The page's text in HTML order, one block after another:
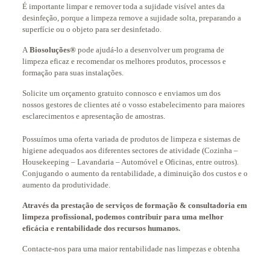
É importante limpar e remover toda a sujidade visível antes da
desinfeção, porque a limpeza remove a sujidade solta, preparando a
superfície ou o objeto para ser desinfetado.
A Biosoluções®pode ajudá-lo a desenvolver um programa de
limpeza eficaz e recomendar os melhores produtos, processos e
formação para suas instalações.
Solicite um orçamento gratuito connosco e enviamos um dos
nossos gestores de clientes até o vosso estabelecimento para maiores
esclarecimentos e apresentação de amostras.
Possuímos uma oferta variada de produtos de limpeza e sistemas de
higiene adequados aos diferentes sectores de atividade (Cozinha –
Housekeeping – Lavandaria – Automóvel e Oficinas, entre outros).
Conjugando o aumento da rentabilidade, a diminuição dos custos e o
aumento da produtividade.
Através da prestação de serviços de formação & consultadoria em
limpeza profissional, podemos contribuir para uma melhor
eficácia e rentabilidade dos recursos humanos.
Contacte-nos para uma maior rentabilidade nas limpezas e obtenha